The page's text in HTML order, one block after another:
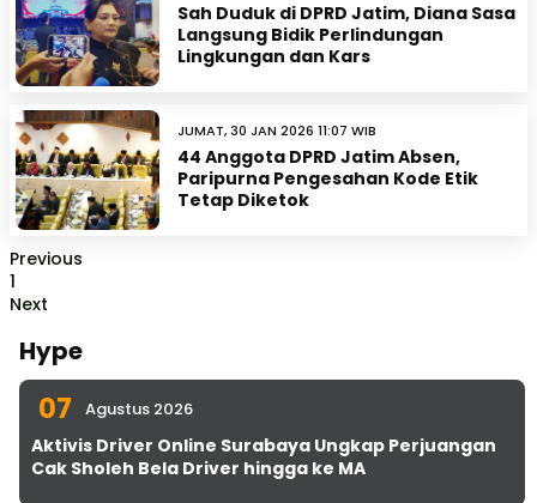
Sah Duduk di DPRD Jatim, Diana Sasa
Langsung Bidik Perlindungan
Lingkungan dan Kars
JUMAT, 30 JAN 2026 11:07 WIB
44 Anggota DPRD Jatim Absen,
Paripurna Pengesahan Kode Etik
Tetap Diketok
Previous
1
Next
Hype
07 Agustus 2026
Aktivis Driver Online Surabaya Ungkap Perjuangan
Cak Sholeh Bela Driver hingga ke MA